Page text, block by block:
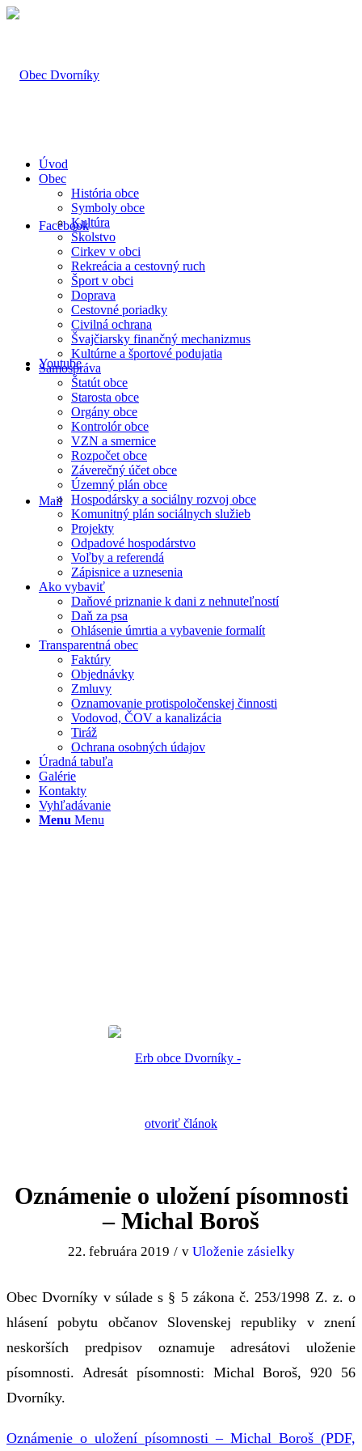
Facebook
Youtube
Mail
Úvod
Obec
História obce
Symboly obce
Kultúra
Školstvo
Cirkev v obci
Rekreácia a cestovný ruch
Šport v obci
Doprava
Cestovné poriadky
Civilná ochrana
Švajčiarsky finančný mechanizmus
Kultúrne a športové podujatia
Samospráva
Štatút obce
Starosta obce
Orgány obce
Kontrolór obce
VZN a smernice
Rozpočet obce
Záverečný účet obce
Územný plán obce
Hospodársky a sociálny rozvoj obce
Komunitný plán sociálnych služieb
Projekty
Odpadové hospodárstvo
Voľby a referendá
Zápisnice a uznesenia
Ako vybaviť
Daňové priznanie k dani z nehnuteľností
Daň za psa
Ohlásenie úmrtia a vybavenie formalít
Transparentná obec
Faktúry
Objednávky
Zmluvy
Oznamovanie protispoločenskej činnosti
Vodovod, ČOV a kanalizácia
Tiráž
Ochrana osobných údajov
Úradná tabuľa
Galérie
Kontakty
Vyhľadávanie
Menu Menu
Oznámenie o uložení písomnosti
– Michal Boroš
22. februára 2019 / v Uloženie zásielky
Obec Dvorníky v súlade s § 5 zákona č. 253/1998 Z. z. o
hlásení pobytu občanov Slovenskej republiky v znení
neskorších predpisov oznamuje adresátovi uloženie
písomnosti. Adresát písomnosti: Michal Boroš, 920 56
Dvorníky.
Oznámenie o uložení písomnosti – Michal Boroš (PDF,